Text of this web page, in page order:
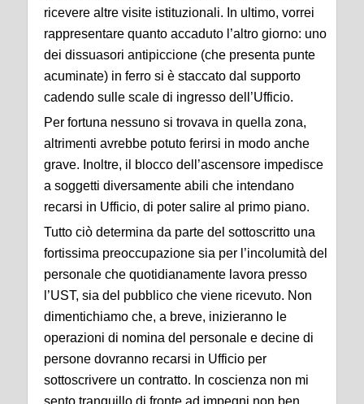
ricevere altre visite istituzionali. In ultimo, vorrei
rappresentare quanto accaduto l’altro giorno: uno
dei dissuasori antipiccione (che presenta punte
acuminate) in ferro si è staccato dal supporto
cadendo sulle scale di ingresso dell’Ufficio.
Per fortuna nessuno si trovava in quella zona,
altrimenti avrebbe potuto ferirsi in modo anche
grave. Inoltre, il blocco dell’ascensore impedisce
a soggetti diversamente abili che intendano
recarsi in Ufficio, di poter salire al primo piano.
Tutto ciò determina da parte del sottoscritto una
fortissima preoccupazione sia per l’incolumità del
personale che quotidianamente lavora presso
l’UST, sia del pubblico che viene ricevuto. Non
dimentichiamo che, a breve, inizieranno le
operazioni di nomina del personale e decine di
persone dovranno recarsi in Ufficio per
sottoscrivere un contratto. In coscienza non mi